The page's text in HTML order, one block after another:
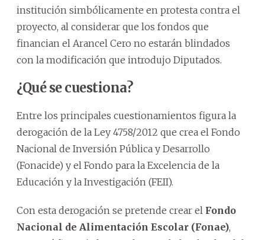
institución simbólicamente en protesta contra el
proyecto, al considerar que los fondos que
financian el Arancel Cero no estarán blindados
con la modificación que introdujo Diputados.
¿Qué se cuestiona?
Entre los principales cuestionamientos figura la
derogación de la Ley 4758/2012 que crea el Fondo
Nacional de Inversión Pública y Desarrollo
(Fonacide) y el Fondo para la Excelencia de la
Educación y la Investigación (FEII).
Con esta derogación se pretende crear el Fondo
Nacional de Alimentación Escolar (Fonae),